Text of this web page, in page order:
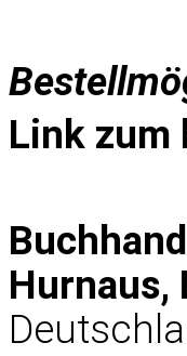
Link zum
Hurnaus,